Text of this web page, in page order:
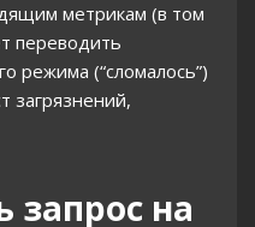
метрикам (в том
переводить
режима (“сломалось”)
загрязнений,
запрос на